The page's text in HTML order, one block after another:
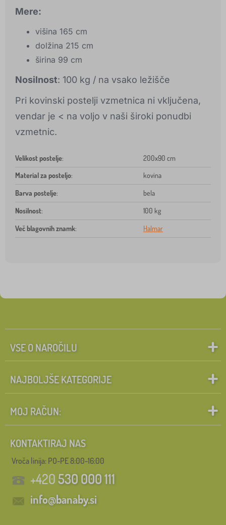
Mere:
višina 165 cm
dolžina 215 cm
širina 99 cm
Nosilnost: 100 kg / na vsako ležišče
Pri kovinski postelji vzmetnica ni vključena,
vendar je < na voljo v naši široki ponudbi
vzmetnic.
Velikost postelje:
200x90 cm
Material za posteljo: kovina
Barva postelje: bela
Nosilnost: 100 kg
Več blagovnih znamk: Halmar
VSE O NAROČILU
NAJBOLJŠE KATEGORIJE
MOJ RAČUN:
KONTAKTIRAJ NAS
Vroča linija: PO-PE 8:00-16:00
+420530 000 111
info@banaby.si